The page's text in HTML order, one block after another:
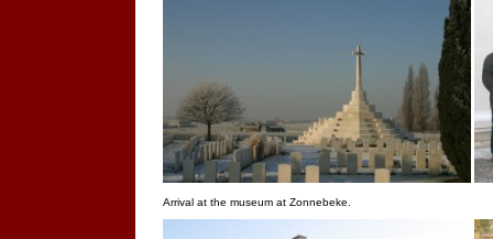
Arrival at the museum at Zonnebeke.